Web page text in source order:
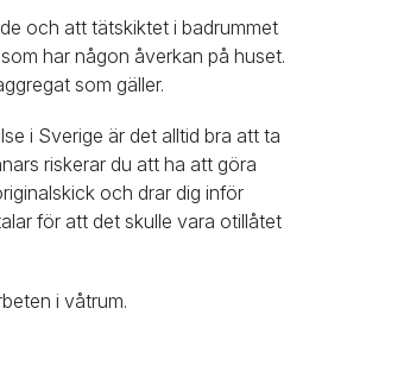
och att tätskiktet i badrummet
har någon åverkan på huset.
som gäller.
i Sverige är det alltid bra att ta
riskerar du att ha att göra
och drar dig inför
för att det skulle vara otillåtet
i våtrum.